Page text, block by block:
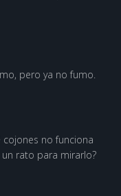
pero ya no fumo.
cojones no funciona
rato para mirarlo?